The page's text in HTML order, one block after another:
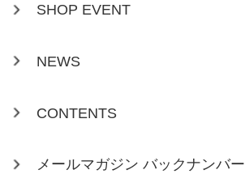
SHOP EVENT
NEWS
CONTENTS
メールマガジン バックナンバー